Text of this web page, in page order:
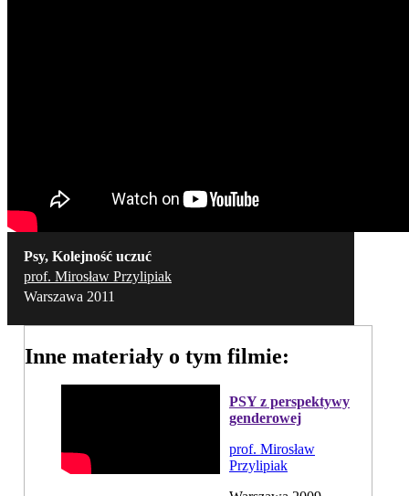
Psy, Kolejność uczuć
prof. Mirosław Przylipiak
Warszawa 2011
Inne materiały o tym filmie:
PSY z perspektywy
genderowej
prof. Mirosław
Przylipiak